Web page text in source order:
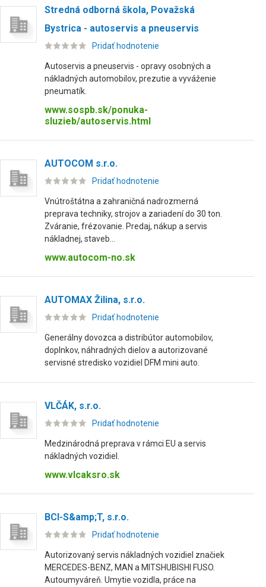
Stredná odborná škola, Považská
Bystrica - autoservis a pneuservis
Pridať hodnotenie
Autoservis a pneuservis - opravy osobných a
nákladných automobilov, prezutie a vyváženie
pneumatík.
www.sospb.sk/ponuka-
sluzieb/autoservis.html
AUTOCOM s.r.o.
Pridať hodnotenie
Vnútroštátna a zahraničná nadrozmerná
preprava techniky, strojov a zariadení do 30 ton.
Zváranie, frézovanie. Predaj, nákup a servis
nákladnej, staveb...
www.autocom-no.sk
AUTOMAX Žilina, s.r.o.
Pridať hodnotenie
Generálny dovozca a distribútor automobilov,
doplnkov, náhradných dielov a autorizované
servisné stredisko vozidiel DFM mini auto.
VLČÁK, s.r.o.
Pridať hodnotenie
Medzinárodná preprava v rámci EU a servis
nákladných vozidiel.
www.vlcaksro.sk
BCI-S&amp;T, s.r.o.
Pridať hodnotenie
Autorizovaný servis nákladných vozidiel značiek
MERCEDES-BENZ, MAN a MITSHUBISHI FUSO.
Autoumyváreň. Umytie vozidla, práce na